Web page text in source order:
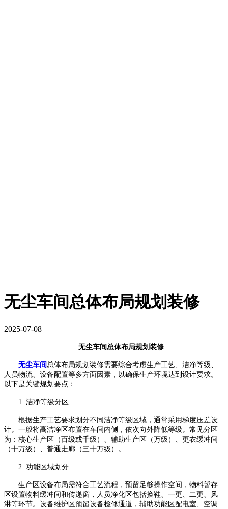
无尘车间总体布局规划装修
2025-07-08
无尘车间总体布局规划装修
无尘车间 总体布局规划装修需要综合考虑生产工艺、洁净等级、
人员物流、设备配置等多方面因素，以确保生产环境达到设计要求。
以下是关键规划要点：
1. 洁净等级分区
根据生产工艺要求划分不同洁净等级区域，通常采用梯度压差设
计。一般将高洁净区布置在车间内侧，依次向外降低等级。常见分区
为：核心生产区（百级或千级）、辅助生产区（万级）、更衣缓冲间
（十万级）、普通走廊（三十万级）。
2. 功能区域划分
生产区设备布局需符合工艺流程，预留足够操作空间，物料暂存
区设置物料缓冲间和传递窗，人员净化区包括换鞋、一更、二更、风
淋等环节。设备维护区预留设备检修通道，辅助功能区配电室、空调